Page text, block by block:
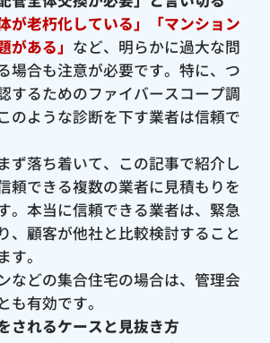
が老朽化している」「マンション
がある」 など、明らかに過大な問
場合も注意が必要です。特に、つ
するためのファイバースコープ調
のような診断を下す業者は信頼で
ず落ち着いて、この記事で紹介し
頼できる複数の業者に見積もりを
。本当に信頼できる業者は、緊急
、顧客が他社と比較検討すること
。
などの集合住宅の場合は、管理会
も有効です。
されるケースと見抜き方